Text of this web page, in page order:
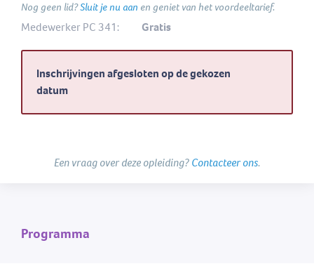
Nog geen lid?Sluit je nu aan en geniet van het voordeeltarief.
Medewerker PC 341: Gratis
Inschrijvingen afgesloten op de gekozen
datum
Een vraag over deze opleiding?Contacteer ons.
Programma